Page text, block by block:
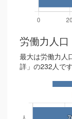
労働力人口
最大は労働力人
詳」の232人です